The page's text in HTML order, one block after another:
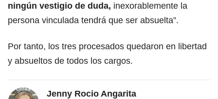
ningún vestigio de duda, inexorablemente la
persona vinculada tendrá que ser absuelta”.
Por tanto, los tres procesados quedaron en libertad
y absueltos de todos los cargos.
Jenny Rocio Angarita